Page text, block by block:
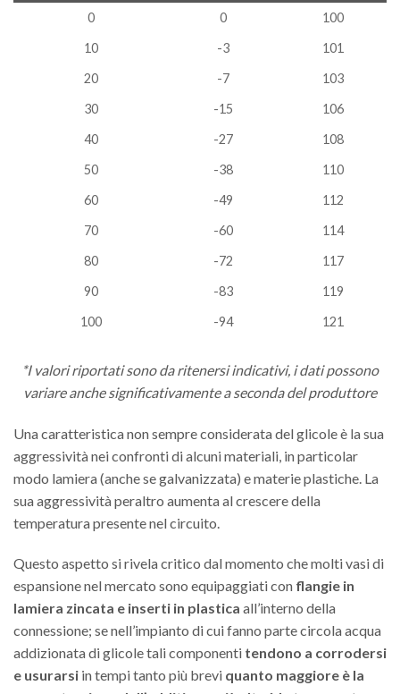
% Glicole
propilenico/etilenico
Punto di
congelamento
Punto di
evaporazione
0 0
100
10
-3
101
20
-7
103
30
-15
106
40
-27
108
50
-38
110
60
-49
112
70
-60
114
80
-72
117
90
-83
119
100
-94 121
*I valori riportati sono da ritenersi indicativi, i dati possono
variare anche significativamente a seconda del produttore
Una caratteristica non sempre considerata del glicole è la sua
aggressività nei confronti di alcuni materiali, in particolar
modo lamiera (anche se galvanizzata) e materie plastiche. La
sua aggressività peraltro aumenta al crescere della
temperatura presente nel circuito.
Questo aspetto si rivela critico dal momento che molti vasi di
espansione nel mercato sono equipaggiati con flangie in
lamiera zincata e inserti in plastica all’interno della
connessione; se nell’impianto di cui fanno parte circola acqua
addizionata di glicole tali componenti tendono a corrodersi
e usurarsi in tempi tanto più brevi quanto maggiore è la